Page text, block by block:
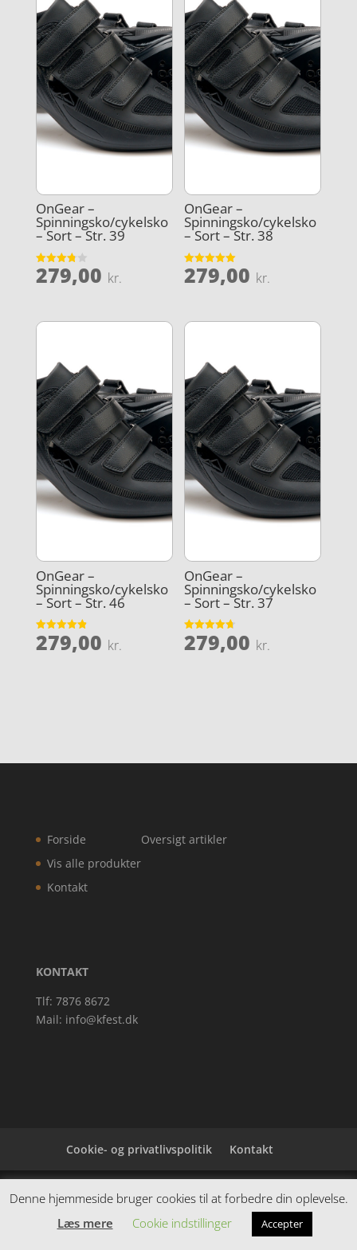
OnGear –
Spinningsko/cykelsko
– Sort – Str. 39
Vurderet
3.8
279,00 kr.
OnGear –
Spinningsko/cykelsko
– Sort – Str. 38
Vurderet
5
279,00 kr.
OnGear –
Spinningsko/cykelsko
– Sort – Str. 46
Vurderet
4.9
279,00 kr.
OnGear –
Spinningsko/cykelsko
– Sort – Str. 37
Vurderet
4.7
279,00 kr.
Forside
Vis alle produkter
Kontakt
Oversigt artikler
KONTAKT
Tlf: 7876 8672
Mail: info@kfest.dk
Cookie- og privatlivspolitik Kontakt
Denne hjemmeside samler et bredt udvalg af
spændende varer. Siden er et affiiliatesite, og nogle
links kan være affiliatelinks.
Denne hjemmeside bruger cookies til at forbedre din oplevelse.
Læs mere
Cookie indstillinger Accepter